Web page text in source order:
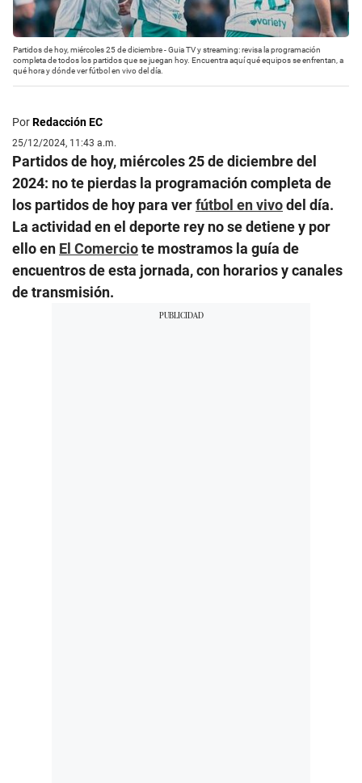
Partidos de hoy, miércoles 25 de diciembre - Guia TV y streaming: revisa la programación
completa de todos los partidos que se juegan hoy. Encuentra aquí qué equipos se enfrentan, a
qué hora y dónde ver fútbol en vivo del día.
PorRedacción EC
25/12/2024, 11:43 a.m.
Partidos de hoy, miércoles 25 de diciembre del
2024: no te pierdas la programación completa de
los partidos de hoy para verfútbol en vivodel día.
La actividad en el deporte rey no se detiene y por
ello en El Comerciote mostramos la guía de
encuentros de esta jornada, con horarios y canales
de transmisión.